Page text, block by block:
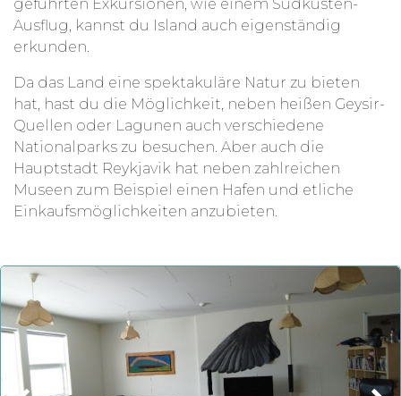
geführten Exkursionen, wie einem Südküsten-
Ausflug, kannst du Island auch eigenständig
erkunden.
Da das Land eine spektakuläre Natur zu bieten
hat, hast du die Möglichkeit, neben heißen Geysir-
Quellen oder Lagunen auch verschiedene
Nationalparks zu besuchen. Aber auch die
Hauptstadt Reykjavik hat neben zahlreichen
Museen zum Beispiel einen Hafen und etliche
Einkaufsmöglichkeiten anzubieten.